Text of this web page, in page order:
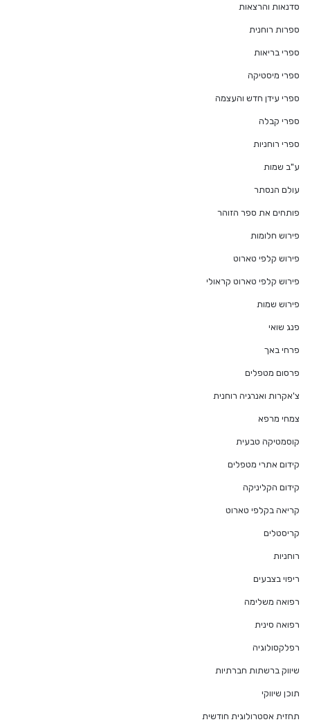
סדנאות והרצאות
ספרות רוחנית
ספרי בריאות
ספרי מיסטיקה
ספרי עידן חדש והעצמה
ספרי קבלה
ספרי רוחניות
ע"ב שמות
עולם הנסתר
פותחים את ספר הזוהר
פירוש חלומות
פירוש קלפי טארוט
פירוש קלפי טארוט קראולי
פירוש שמות
פנג שואי
פרחי באך
פרסום מטפלים
צ'אקרות ואנרגיה רוחנית
צמחי מרפא
קוסמטיקה טבעית
קידום אתרי מטפלים
קידום הקליניקה
קריאה בקלפי טארוט
קריסטלים
רוחניות
ריפוי בצבעים
רפואה משלימה
רפואה סינית
רפלקסולוגיה
שיווק ברשתות חברתיות
תוכן שיווקי
תחזית אסטרולוגית חודשית